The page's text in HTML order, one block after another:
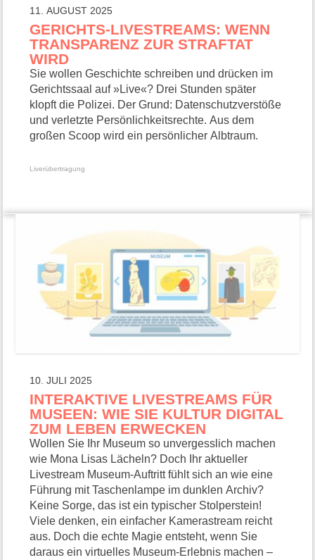
11. AUGUST 2025
GERICHTS-LIVESTREAMS: WENN
TRANSPARENZ ZUR STRAFTAT
WIRD
Sie wollen Geschichte schreiben und drücken im
Gerichtssaal auf »Live«? Drei Stunden später
klopft die Polizei. Der Grund: Datenschutzverstöße
und verletzte Persönlichkeitsrechte. Aus dem
großen Scoop wird ein persönlicher Albtraum.
Liverübertragung
10. JULI 2025
INTERAKTIVE LIVESTREAMS FÜR
MUSEEN: WIE SIE KULTUR DIGITAL
ZUM LEBEN ERWECKEN
Wollen Sie Ihr Museum so unvergesslich machen
wie Mona Lisas Lächeln? Doch Ihr aktueller
Livestream Museum-Auftritt fühlt sich an wie eine
Führung mit Taschenlampe im dunklen Archiv?
Keine Sorge, das ist ein typischer Stolperstein!
Viele denken, ein einfacher Kamerastream reicht
aus. Doch die echte Magie entsteht, wenn Sie
daraus ein virtuelles Museum-Erlebnis machen –